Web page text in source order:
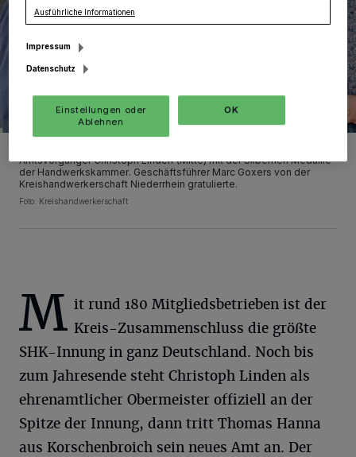
Amtsvorgänger Christoph Linden (Mitte) mit der Silbernen Medaille
der Handwerkskammer. Geschäftsführer Marc Goxers von der
Kreishandwerkerschaft Niederrhein gratulierte.
Foto: Kreishandwerkerschaft
M it rund 180 Mitgliedsbetrieben ist der
Kreis-Zusammenschluss die größte
SHK-Innung in ganz Deutschland. Noch bis
zum Jahresende steht Christoph Linden als
ehrenamtlicher Obermeister offiziell an der
Spitze der Innung, dann tritt Thomas Hanna
aus Korschenbroich sein neues Amt an. Der
Ausführliche Informationen
Impressum
Datenschutz
Einstellungen oder
Ablehnen
OK